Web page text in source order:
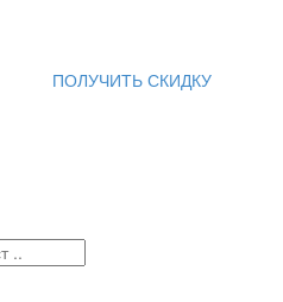
ПОЛУЧИТЬ СКИДКУ